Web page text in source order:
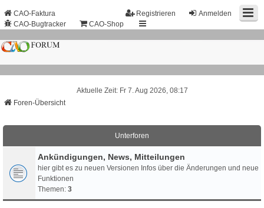
Anmelden
Registrieren
CAO-Faktura
CAO-Bugtracker
CAO-Shop
Aktuelle Zeit: Fr 7. Aug 2026, 08:17
Foren-Übersicht
Unterforen
Ankündigungen, News, Mitteilungen
hier gibt es zu neuen Versionen Infos über die Änderungen und neue
Funktionen
Themen: 3